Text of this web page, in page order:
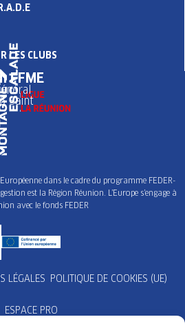
LES CLUBS
FFME
Saint
dans le cadre du programme FEDER-
est la Région Réunion. L’Europe s’engage à
avec le fonds FEDER
LÉGALES POLITIQUE DE COOKIES (UE)
ESPACE PRO